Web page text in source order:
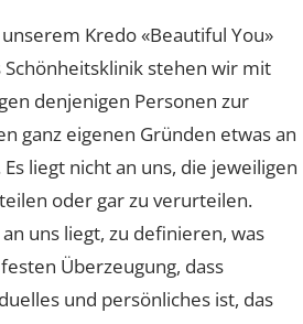
haben. Wir
mit dem Thema und
wieder aufs Neue selbst.
unserem Kredo «Beautiful You»
Schönheitsklinik stehen wir mit
denjenigen Personen zur
ganz eigenen Gründen etwas
Es liegt nicht an uns, die